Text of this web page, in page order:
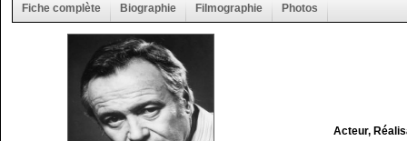
Fiche complète Biographie Filmographie Photos
Acteur,